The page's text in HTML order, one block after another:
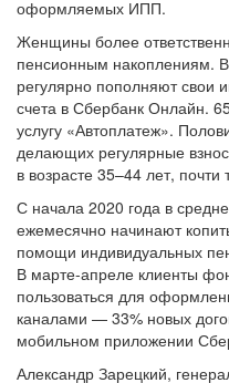
оформляемых ИПП.
Женщины более
пенсионным накоплениям.
регулярно пополняют свои
счета в Сбербанк Онлайн.
услугу «Автоплатеж».
делающих регулярные
в возрасте 35–44 лет,
С начала 2020 года в
ежемесячно начинают
помощи индивидуальных
В марте-апреле клиенты
пользоваться для
каналами — 33% новых
мобильном приложении
Александр Зарецкий,